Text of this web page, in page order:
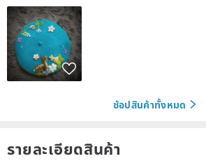
ช้อปสินค้าทั้งหมด
รายละเอียดสินค้า